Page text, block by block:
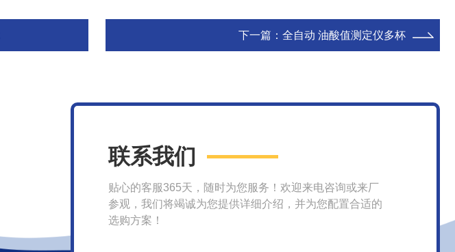
下一篇： 全自动 油酸值测定仪多杯
联系我们
贴心的客服365天，随时为您服务！欢迎来电咨询或来厂
参观，我们将竭诚为您提供详细介绍，并为您配置合适的
选购方案！